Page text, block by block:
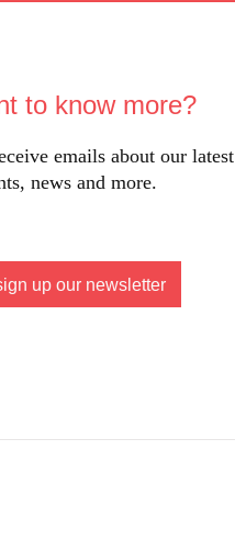
to know more?
emails about our latest
news and more.
up our newsletter